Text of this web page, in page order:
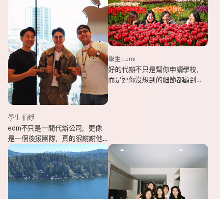
學生 伯錚
edm不只是一間代辦公司，更像
是一個後援團隊，真的很謝謝他
們的幫忙，讓我能安心出發，去
追逐我一直想完成的留遊學夢
想。
學生 Lumi
好的代辦不只是幫你申請學校，
而是連你沒想到的細節都顧到